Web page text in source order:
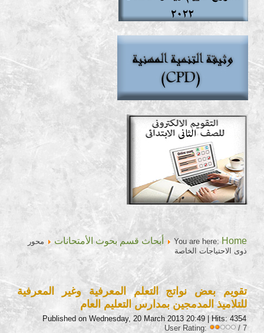
You are here: Home أبحاث قسم بحوث الأمتحانات
محور
ذوى الاحتياجات الخاصة
تقويم بعض نواتج التعلم المعرفية وغير المعرفية
للتلاميذ المدمجين بمدارس التعليم العام
Published on Wednesday, 20 March 2013 20:49| Hits: 4354
User Rating:
/ 7